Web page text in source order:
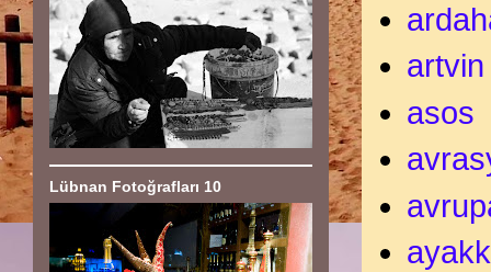
artvin
asos
Lübnan Fotoğrafları 10